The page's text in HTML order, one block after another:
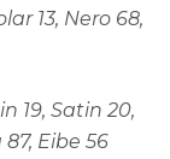
13, Nero 68,
19, Satin 20,
Eibe 56